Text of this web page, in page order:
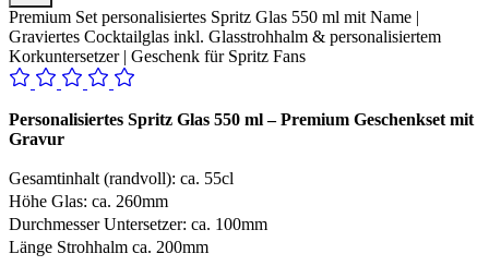
Premium Set personalisiertes Spritz Glas 550 ml mit Name |
Graviertes Cocktailglas inkl. Glasstrohhalm & personalisiertem
Korkuntersetzer | Geschenk für Spritz Fans
Personalisiertes Spritz Glas 550 ml – Premium Geschenkset mit
Gravur
Gesamtinhalt (randvoll): ca. 55cl
Höhe Glas: ca. 260mm
Durchmesser Untersetzer: ca. 100mm
Länge Strohhalm ca. 200mm